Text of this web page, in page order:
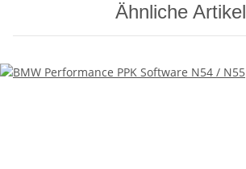
Ähnliche Artikel